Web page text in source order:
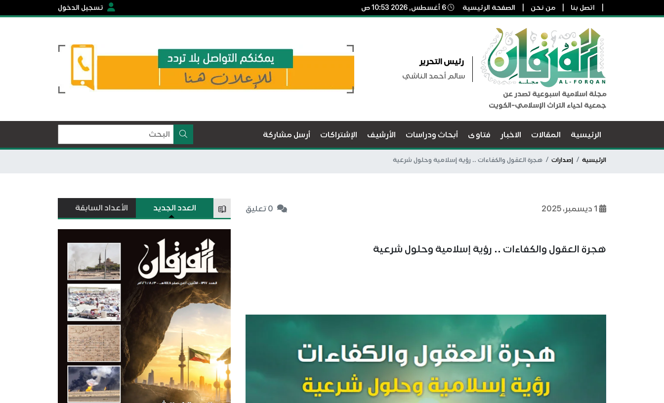
اتصل بنا من نحن الصفحة الرئيسية تسجيل الدخول
مجلة اسلامية اسبوعية تصدر عن
جمعية احياء التراث الإسلامي-الكويت
رئيس التحرير
سالم أحمد الناشي
الرئيسية المقالات الاخبار فتاوى أبحاث ودراسات الأرشيف الإشتراكات أرسل مشاركة
الرئيسية إصدارات هجرة العقول والكفاءات .. رؤية إسلامية وحلول شرعية
0 تعليق
هجرة العقول والكفاءات .. رؤية إسلامية وحلول شرعية
العدد الجديد الأعداد السابقة